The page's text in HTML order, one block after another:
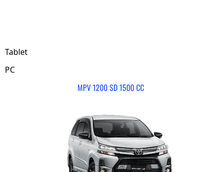
Tablet
PC
MPV 1200 SD 1500 CC